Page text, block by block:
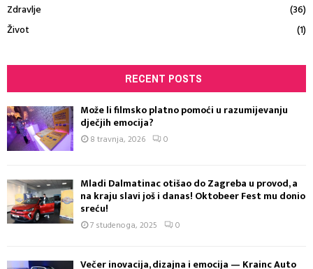
Zdravlje
(36)
Život
(1)
RECENT POSTS
Može li filmsko platno pomoći u razumijevanju
dječjih emocija?
8 travnja, 2026 0
Mladi Dalmatinac otišao do Zagreba u provod, a
na kraju slavi još i danas! Oktobeer Fest mu donio
sreću!
7 studenoga, 2025 0
Večer inovacija, dizajna i emocija — Krainc Auto